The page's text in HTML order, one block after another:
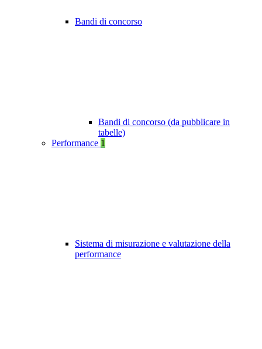
Bandi di concorso
Bandi di concorso (da pubblicare in
tabelle)
Performance 1
Sistema di misurazione e valutazione della
performance